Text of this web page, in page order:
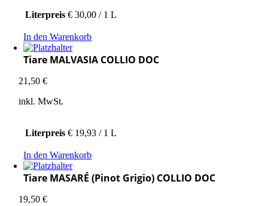
Literpreis € 30,00 / 1 L
In den Warenkorb
Tiare MALVASIA COLLIO DOC
21,50€
inkl. MwSt.
Literpreis € 19,93 / 1 L
In den Warenkorb
Tiare MASARÉ (Pinot Grigio) COLLIO DOC
19,50€